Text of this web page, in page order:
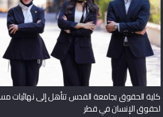
كلية الحقوق بجامعة القدس تتأهل إلى نهائيات
لحقوق الإنسان في قطر